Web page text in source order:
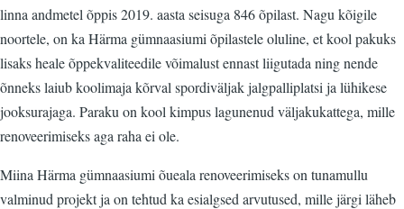
linna andmetel õppis 2019. aasta seisuga 846 õpilast. Nagu kõigile
noortele, on ka Härma gümnaasiumi õpilastele oluline, et kool pakuks
lisaks heale õppekvaliteedile võimalust ennast liigutada ning nende
õnneks laiub koolimaja kõrval spordiväljak jalgpalliplatsi ja lühikese
jooksurajaga. Paraku on kool kimpus lagunenud väljakukattega, mille
renoveerimiseks aga raha ei ole.
Miina Härma gümnaasiumi õueala renoveerimiseks on tunamullu
valminud projekt ja on tehtud ka esialgsed arvutused, mille järgi läheb